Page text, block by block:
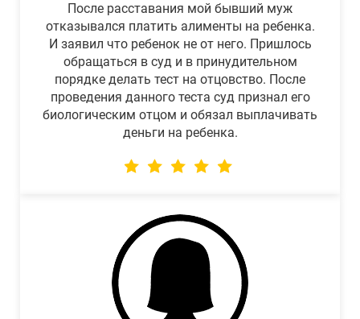
После расставания мой бывший муж
отказывался платить алименты на ребенка.
И заявил что ребенок не от него. Пришлось
обращаться в суд и в принудительном
порядке делать тест на отцовство. После
проведения данного теста суд признал его
биологическим отцом и обязал выплачивать
деньги на ребенка.